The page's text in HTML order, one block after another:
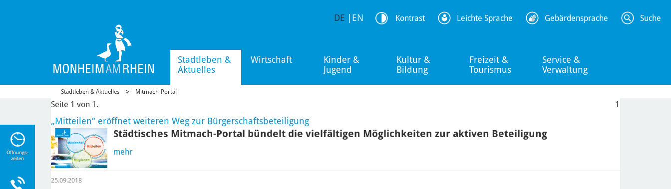
Stadtleben &
Aktuelles
Wirtschaft
Kinder &
Jugend
Kultur &
Bildung
Freizeit &
Tourismus
Service &
Verwaltung
DE EN Kontrast Leichte Sprache Gebärdensprache Suche
Stadtleben & Aktuelles Mitmach-Portal
Seite 1 von 1. 1
„Mitteilen“ eröffnet weiteren Weg zur Bürgerschaftsbeteiligung
Städtisches Mitmach-Portal bündelt die vielfältigen Möglichkeiten zur aktiven Beteiligung
mehr
25.09.2018
Öffnungs-
zeiten
Sie
zu